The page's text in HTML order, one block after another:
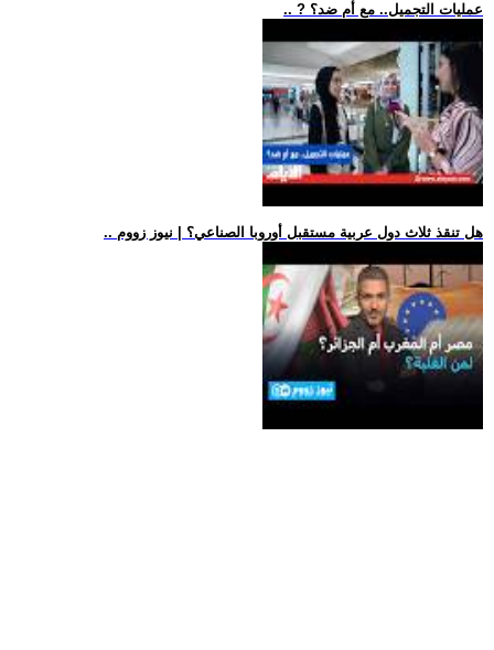
.. ? عمليات التجميل.. مع أم ضد؟
.. هل تنقذ ثلاث دول عربية مستقبل أوروبا الصناعي؟ | نيوز زووم